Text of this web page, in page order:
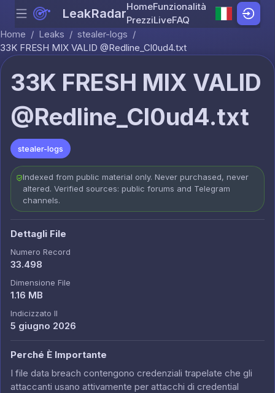
Skip to content
Menu LeakRadarHomeFunzionalità
PrezziLiveFAQ
Home / Leaks / stealer-logs /
33K FRESH MIX VALID @Redline_Cl0ud4.txt
33K FRESH MIX VALID
@Redline_Cl0ud4.txt
stealer-logs
Indexed from public material only. Never purchased, never
altered. Verified sources: public forums and Telegram
channels.
Dettagli File
Numero Record
33.498
Dimensione File
1.16 MB
Indicizzato Il
5 giugno 2026
Perché È Importante
I file data breach contengono credenziali trapelate che gli
attaccanti usano attivamente per attacchi di credential